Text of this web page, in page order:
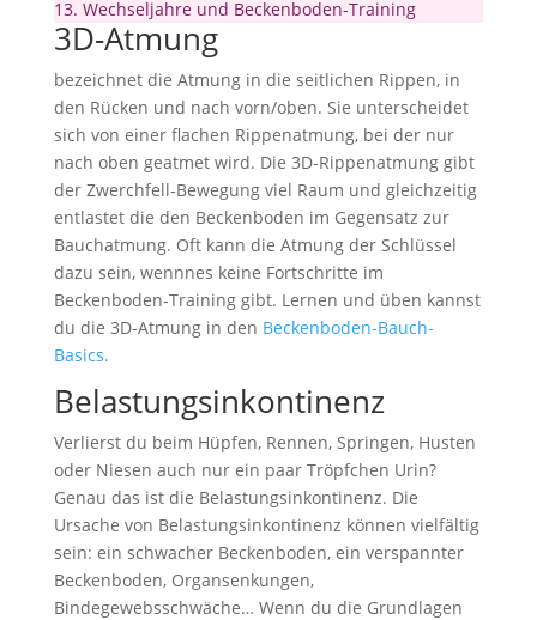
13. Wechseljahre und Beckenboden-Training
3D-Atmung
bezeichnet die Atmung in die seitlichen Rippen, in
den Rücken und nach vorn/oben. Sie unterscheidet
sich von einer flachen Rippenatmung, bei der nur
nach oben geatmet wird. Die 3D-Rippenatmung gibt
der Zwerchfell-Bewegung viel Raum und gleichzeitig
entlastet die den Beckenboden im Gegensatz zur
Bauchatmung. Oft kann die Atmung der Schlüssel
dazu sein, wennnes keine Fortschritte im
Beckenboden-Training gibt. Lernen und üben kannst
du die 3D-Atmung in den Beckenboden-Bauch-
Basics.
Belastungsinkontinenz
Verlierst du beim Hüpfen, Rennen, Springen, Husten
oder Niesen auch nur ein paar Tröpfchen Urin?
Genau das ist die Belastungsinkontinenz. Die
Ursache von Belastungsinkontinenz können vielfältig
sein: ein schwacher Beckenboden, ein verspannter
Beckenboden, Organsenkungen,
Bindegewebsschwäche… Wenn du die Grundlagen